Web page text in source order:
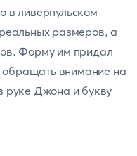
в ливерпульском
размеров, а
Форму им придал
внимание на
руке Джона и букву